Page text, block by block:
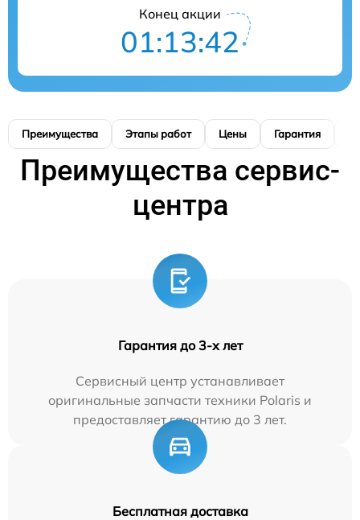
Конец акции
01:13:41
Преимущества Этапы работ Цены Гарантия
Преимущества сервис-
центра
Гарантия до 3-х лет
Сервисный центр устанавливает
оригинальные запчасти техники Polaris и
предоставляет гарантию до 3 лет.
Бесплатная доставка